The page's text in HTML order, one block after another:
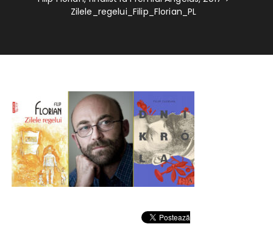
Zilele_regelui_Filip_Florian_PL